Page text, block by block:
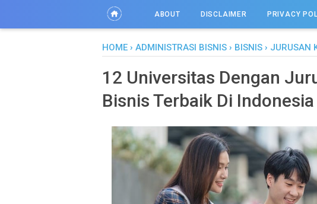
ABOUT DISCLAIMER PRIVACY
HOME › ADMINISTRASI BISNIS › BISNIS › JURUSAN
12 Universitas Dengan
Bisnis Terbaik Di Indonesia